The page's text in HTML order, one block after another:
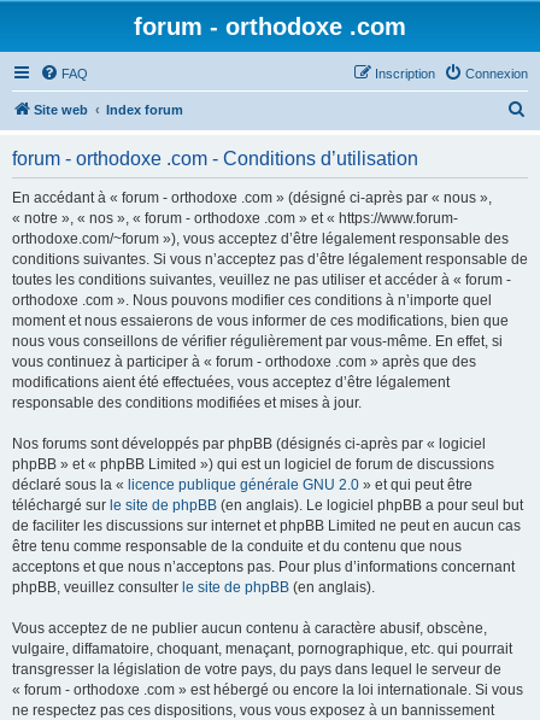
forum - orthodoxe .com
FAQ Connexion
Inscription
Site web Index forum
forum - orthodoxe .com - Conditions d’utilisation
En accédant à « forum - orthodoxe .com » (désigné ci-après par « nous »,
« notre », « nos », « forum - orthodoxe .com » et « https://www.forum-
orthodoxe.com/~forum »), vous acceptez d’être légalement responsable des
conditions suivantes. Si vous n’acceptez pas d’être légalement responsable de
toutes les conditions suivantes, veuillez ne pas utiliser et accéder à « forum -
orthodoxe .com ». Nous pouvons modifier ces conditions à n’importe quel
moment et nous essaierons de vous informer de ces modifications, bien que
nous vous conseillons de vérifier régulièrement par vous-même. En effet, si
vous continuez à participer à « forum - orthodoxe .com » après que des
modifications aient été effectuées, vous acceptez d’être légalement
responsable des conditions modifiées et mises à jour.
Nos forums sont développés par phpBB (désignés ci-après par « logiciel
phpBB » et « phpBB Limited ») qui est un logiciel de forum de discussions
déclaré sous la « licence publique générale GNU 2.0 » et qui peut être
téléchargé sur le site de phpBB (en anglais). Le logiciel phpBB a pour seul but
de faciliter les discussions sur internet et phpBB Limited ne peut en aucun cas
être tenu comme responsable de la conduite et du contenu que nous
acceptons et que nous n’acceptons pas. Pour plus d’informations concernant
phpBB, veuillez consulter le site de phpBB (en anglais).
Vous acceptez de ne publier aucun contenu à caractère abusif, obscène,
vulgaire, diffamatoire, choquant, menaçant, pornographique, etc. qui pourrait
transgresser la législation de votre pays, du pays dans lequel le serveur de
« forum - orthodoxe .com » est hébergé ou encore la loi internationale. Si vous
ne respectez pas ces dispositions, vous vous exposez à un bannissement